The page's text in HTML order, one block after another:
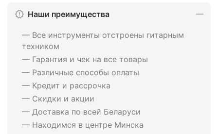
Наши преимущества
— Все инструменты отстроены гитарным
техником
— Гарантия и чек на все товары
— Различные способы оплаты
— Кредит и рассрочка
— Скидки и акции
— Доставка по всей Беларуси
— Находимся в центре Минска